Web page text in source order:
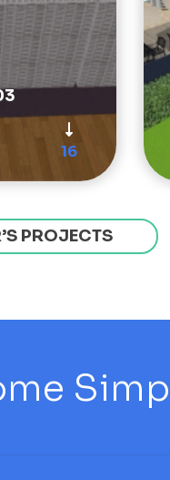
16
PROJECTS